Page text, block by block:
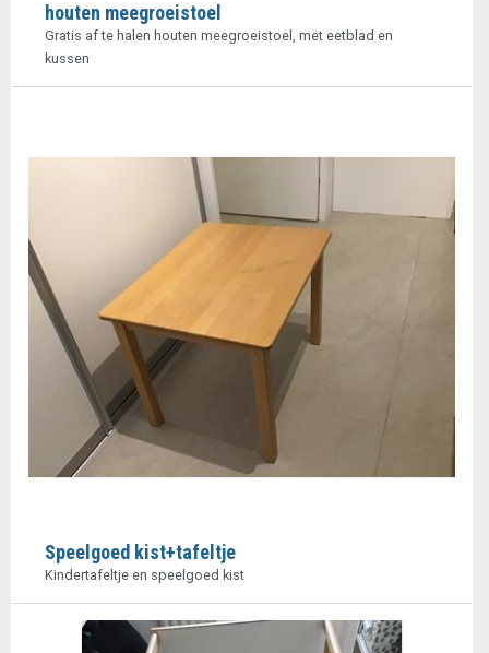
houten meegroeistoel
Gratis af te halen houten meegroeistoel, met eetblad en
kussen
Speelgoed kist+tafeltje
Kindertafeltje en speelgoed kist